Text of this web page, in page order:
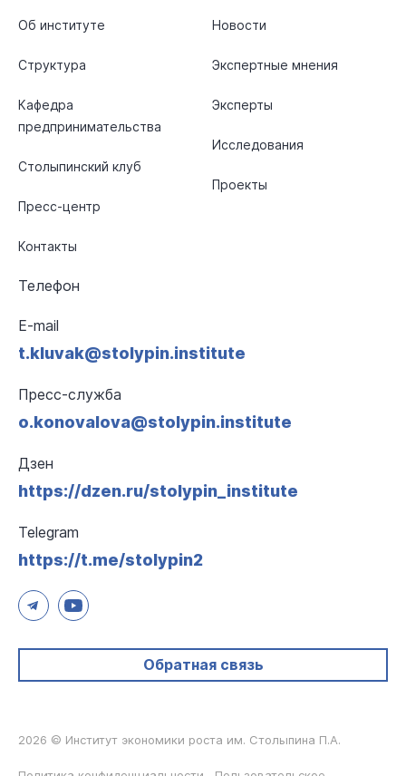
Об институте
Структура
Кафедра
предпринимательства
Столыпинский клуб
Пресс-центр
Контакты
Новости
Экспертные мнения
Эксперты
Исследования
Проекты
Телефон
E-mail
t.kluvak@stolypin.institute
Пресс-служба
o.konovalova@stolypin.institute
Дзен
https://dzen.ru/stolypin_institute
Telegram
https://t.me/stolypin2
Обратная связь
2026 © Институт экономики роста им. Столыпина П.А.